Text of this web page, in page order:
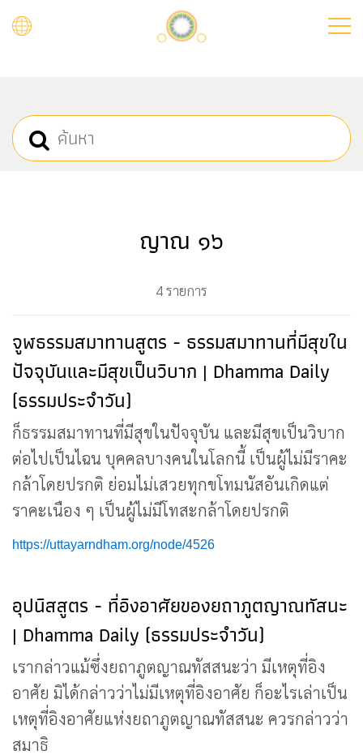
ญาณ ๑๖
4 รายการ
จูฬธรรมสมาทานสูตร - ธรรมสมาทานที่มีสุขใน
ปัจจุบันและมีสุขเป็นวิบาก | Dhamma Daily
(ธรรมประจำวัน)
ก็ธรรมสมาทานที่มีสุขในปัจจุบัน และมีสุขเป็นวิบาก
ต่อไปเป็นไฉน บุคคลบางคนในโลกนี้ เป็นผู้ไม่มีราคะ
กล้าโดยปรกติ ย่อมไม่เสวยทุกขโทมนัสอันเกิดแต่
ราคะเนือง ๆ เป็นผู้ไม่มีโทสะกล้าโดยปรกติ
https://uttayarndham.org/node/4526
อุปนิสสูตร - ที่อิงอาศัยของยถาภูตญาณทัสนะ
| Dhamma Daily (ธรรมประจำวัน)
เรากล่าวแม้ซึ่งยถาภูตญาณทัสสนะว่า มีเหตุที่อิง
อาศัย มิได้กล่าวว่าไม่มีเหตุที่อิงอาศัย ก็อะไรเล่าเป็น
เหตุที่อิงอาศัยแห่งยถาภูตญาณทัสสนะ ควรกล่าวว่า
สมาธิ